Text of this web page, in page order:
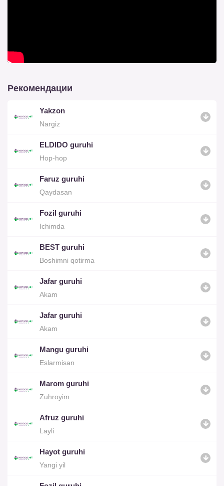
Рекомендации
Yakzon
Nargiz
ELDIDO guruhi
Hop-hop
Faruz guruhi
Qaydasan
Fozil guruhi
Ichimda
BEST guruhi
Boshimni qotirma
Jafar guruhi
Akam
Jafar guruhi
Akam
Mangu guruhi
Eslarmisan
Marom guruhi
Zuhroyim
Afruz guruhi
Layli
Hayot guruhi
Yangi yil